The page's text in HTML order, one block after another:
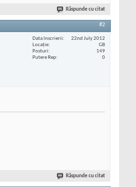
Răspunde cu citat
#2
Data înscrierii
22nd July 2012
Locaţie
GB
Posturi
149
Putere Rep
0
Răspunde cu citat